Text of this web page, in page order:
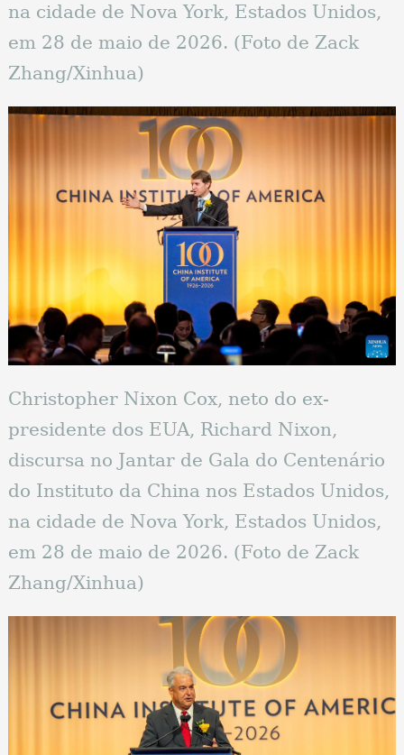
na cidade de Nova York, Estados Unidos,
em 28 de maio de 2026. (Foto de Zack
Zhang/Xinhua)
Christopher Nixon Cox, neto do ex-
presidente dos EUA, Richard Nixon,
discursa no Jantar de Gala do Centenário
do Instituto da China nos Estados Unidos,
na cidade de Nova York, Estados Unidos,
em 28 de maio de 2026. (Foto de Zack
Zhang/Xinhua)